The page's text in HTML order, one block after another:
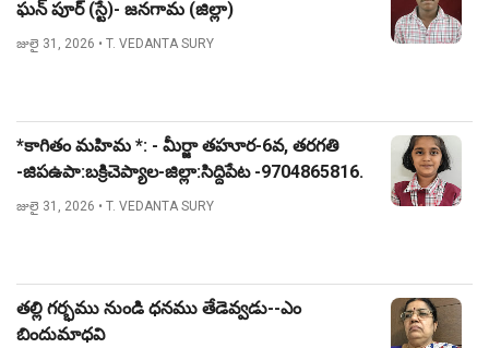
ఘన్ పూర్ (స్టే)- జనగామ (జిల్లా)
జులై 31, 2026 • T. VEDANTA SURY
*కాగితం మహిమ *: - మీర్జా తహూర-6వ, తరగతి
-జిపఉపా:బక్రిచెప్యాల-జిల్లా:సిద్దిపేట -9704865816.
జులై 31, 2026 • T. VEDANTA SURY
తల్లి గర్భము నుండి ధనము తేడెవ్వడు--ఎం
బిందుమాధవి